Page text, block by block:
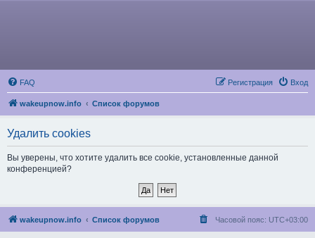
FAQ Вход
Регистрация
wakeupnow.info Список форумов
Удалить cookies
Вы уверены, что хотите удалить все cookie, установленные данной
конференцией?
wakeupnow.info Список форумов Часовой пояс: UTC+03:00